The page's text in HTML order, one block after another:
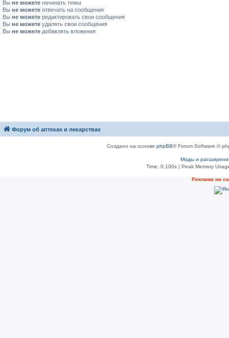
Вы не можете начинать темы
Вы не можете отвечать на сообщения
Вы не можете редактировать свои сообщения
Вы не можете удалять свои сообщения
Вы не можете добавлять вложения
Форум об аптеках и лекарствах
Создано на основе phpBB® Forum Software ©
Моды и
Time: 0.100s| Peak Memory
Рeклама на